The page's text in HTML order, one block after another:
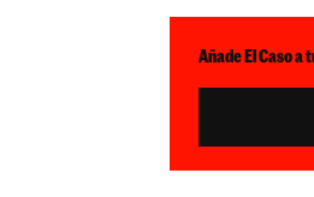
Añade El Caso